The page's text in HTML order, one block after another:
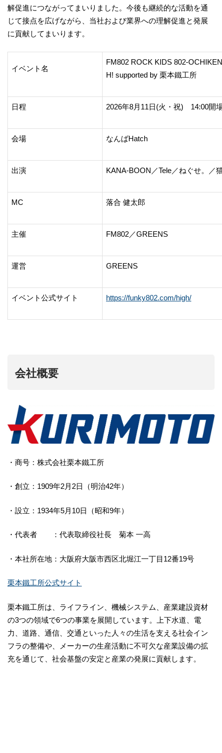
解促進につながってまいりました。今後も継続的な活動を通
じて接点を広げながら、当社および業界への理解促進と発展
に貢献してまいります。
イベント名
FM802 ROCK KIDS 802-
H! supported by 栗本鐵工所
日程 2026年8月11日(火・祝) 14:00開
会場 なんばHatch
出演 KANA-BOON／Tele／ねぐせ。／
MC 落合 健太郎
主催 FM802／GREENS
運営 GREENS
イベント公式サイト https://funky802.com/high/
会社概要
・商号：株式会社栗本鐵工所
・創立：1909年2月2日（明治42年）
・設立：1934年5月10日（昭和9年）
・代表者 ：代表取締役社長 菊本 一高
・本社所在地：大阪府大阪市西区北堀江一丁目12番19号
栗本鐵工所公式サイト
栗本鐵工所は、ライフライン、機械システム、産業建設資材
の3つの領域で6つの事業を展開しています。上下水道、電
力、道路、通信、交通といった人々の生活を支える社会イン
フラの整備や、メーカーの生産活動に不可欠な産業設備の拡
充を通じて、社会基盤の安定と産業の発展に貢献します。